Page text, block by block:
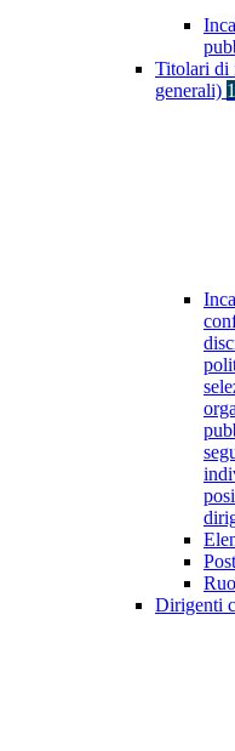
Titolari di
generali)
Dirigenti